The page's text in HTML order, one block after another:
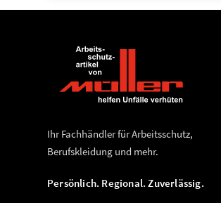
Ihr Fachhändler für Arbeitsschutz,
Berufskleidung und mehr.
Persönlich. Regional. Zuverlässig.